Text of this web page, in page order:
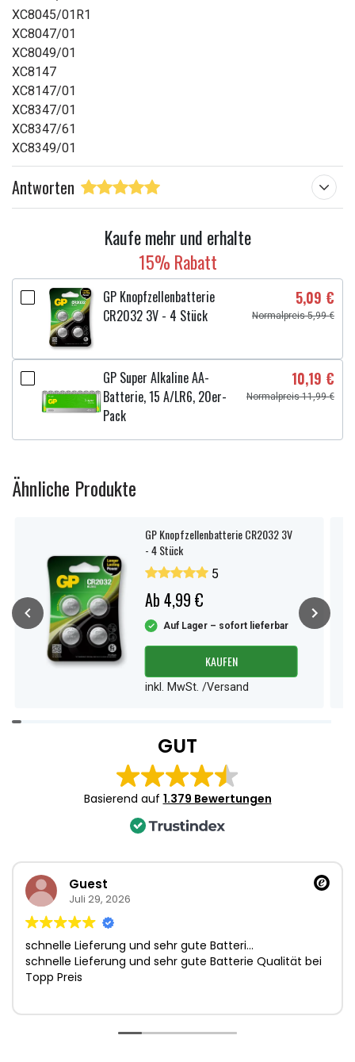
XC8045/01R1
XC8047/01
XC8049/01
XC8147
XC8147/01
XC8347/01
XC8347/61
XC8349/01
Antworten
Kaufe mehr und erhalte
15% Rabatt
GP Knopfzellenbatterie
CR2032 3V - 4 Stück
5,09 €
Normalpreis 5,99 €
GP Super Alkaline AA-
Batterie, 15 A/LR6, 20er-
Pack
10,19 €
Normalpreis 11,99 €
Ähnliche Produkte
GP Knopfzellenbatterie CR2032 3V
- 4 Stück
5
Ab 4,99 €
Auf Lager – sofort lieferbar
KAUFEN
inkl. MwSt. /Versand
Item
GUT
Basierend auf 1.379 Bewertungen
Guest
Juli 29, 2026
schnelle Lieferung und sehr gute Batteri…
schnelle Lieferung und sehr gute Batterie Qualität bei
Topp Preis